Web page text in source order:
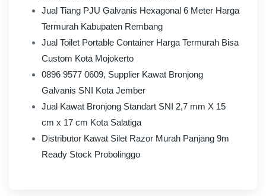
Jual Tiang PJU Galvanis Hexagonal 6 Meter Harga
Termurah Kabupaten Rembang
Jual Toilet Portable Container Harga Termurah Bisa
Custom Kota Mojokerto
0896 9577 0609, Supplier Kawat Bronjong
Galvanis SNI Kota Jember
Jual Kawat Bronjong Standart SNI 2,7 mm X 15
cm x 17 cm Kota Salatiga
Distributor Kawat Silet Razor Murah Panjang 9m
Ready Stock Probolinggo